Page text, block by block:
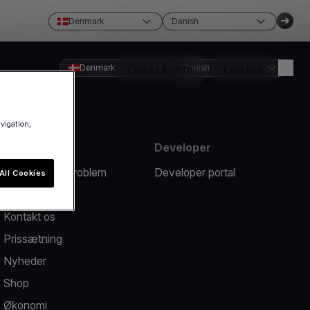
Denmark Danish
Opret konto
Denmark Danish
Rapportér et problem
Kontakt os
Prissætning
Nyheder
Shop
Økonomi
Developer
Developer portal
Cookies